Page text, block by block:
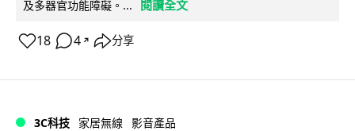
及多器官功能障礙。...
閱讀全文
18 4 ↗ 分享
3C科技 家居無線 影音產品